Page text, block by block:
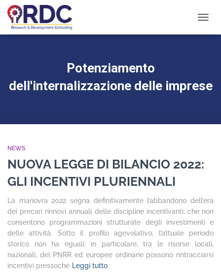
Potenziamento
dell'internalizzazione delle imprese
NEWS
NUOVA LEGGE DI BILANCIO 2022:
GLI INCENTIVI PLURIENNALI
La manovra 2022 segna definitivamente l’abbandono dell’era
dei precari rinnovi annuali delle discipline incentivanti, che non
consentono programmazioni strutturate degli investimenti e
delle attività. Sotto il profilo agevolativo, l’attuale periodo
storico non ha eguali: in particolare, tra le risorse locali,
nazionali, del PNRR ed europee ordinarie possono rintracciarsi
incentivi pressoché Leggi tutto